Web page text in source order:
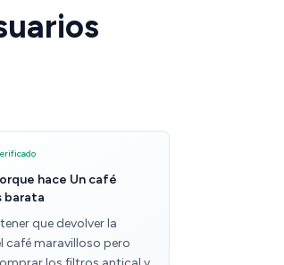
hace Un café
barata
que devolver la
café maravilloso pero